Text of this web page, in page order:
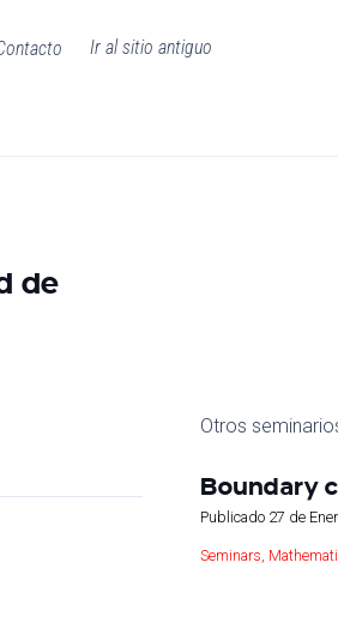
Ir al sitio antiguo
de
Otros
Boundary
Publicado 27 de
Seminars